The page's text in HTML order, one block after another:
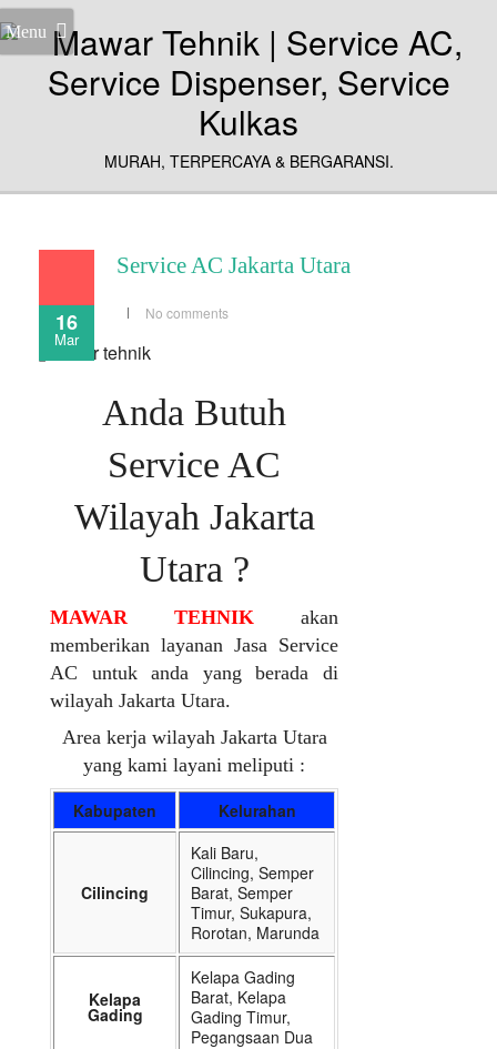
Menu
MURAH, TERPERCAYA & BERGARANSI.
16
Mar
Service AC Jakarta Utara
No comments
Anda Butuh
Service AC
Wilayah Jakarta
Utara ?
MAWAR TEHNIK akan
memberikan layanan Jasa Service
AC untuk anda yang berada di
wilayah Jakarta Utara.
Area kerja wilayah Jakarta Utara
yang kami layani meliputi :
Kabupaten Kelurahan
Cilincing
Kali Baru,
Cilincing, Semper
Barat, Semper
Timur, Sukapura,
Rorotan, Marunda
Kelapa
Gading
Kelapa Gading
Barat, Kelapa
Gading Timur,
Pegangsaan Dua